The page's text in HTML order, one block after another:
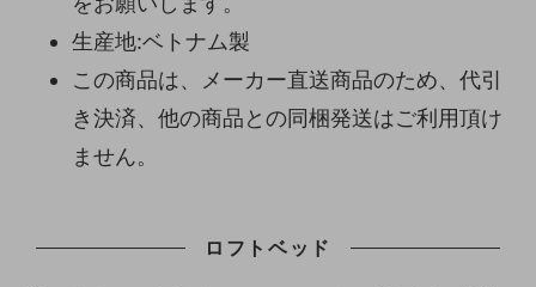
生産地:ベトナム製
この商品は、メーカー直送商品のため、代引
き決済、他の商品との同梱発送はご利用頂け
ません。
ロフトベッド